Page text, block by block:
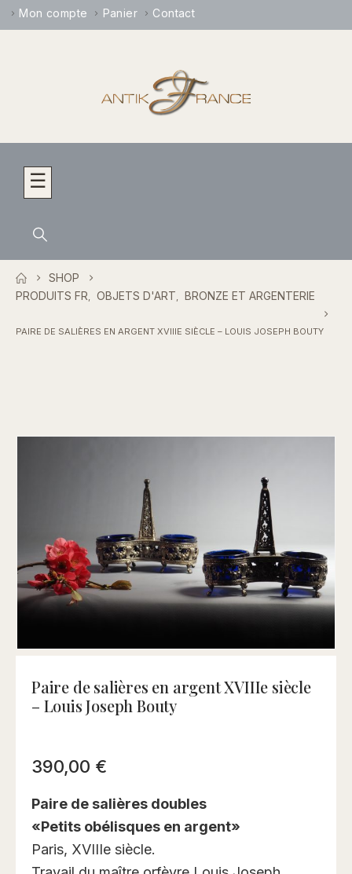
Mon compte Panier Contact
☰
SHOP
PRODUITS FR, OBJETS D'ART, BRONZE ET ARGENTERIE
PAIRE DE SALIÈRES EN ARGENT XVIIIE SIÈCLE – LOUIS JOSEPH BOUTY
Paire de salières en argent XVIIIe siècle
– Louis Joseph Bouty
390,00 €
Paire de salières doubles
«Petits obélisques en argent»
Paris, XVIIIe siècle.